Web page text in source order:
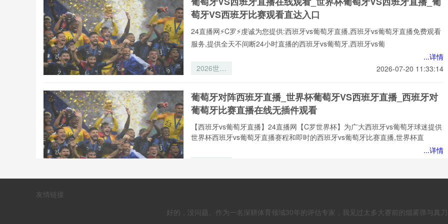
发球失误的
诱发机制分
萄牙VS西班牙比赛观看直达入口
24直播网⚡️C罗⚡️虔诚为您提供:西班牙vs葡萄牙直播,西班牙vs葡萄牙直播免费观看
服务,提供全天不间断24小时直播的西班牙vs葡萄牙,西班牙vs葡
...详情
2026世界
跑动热区数
据重构全解
2026-07-20 11:33:14
葡萄牙对阵西班牙直播_世界杯葡萄牙VS西班牙直播_西班牙对
葡萄牙比赛直播在线无插件观看
【西班牙vs葡萄牙直播】24直播网【C罗世界杯】为广大西班牙vs葡萄牙球迷提供
世界杯西班牙vs葡萄牙直播赛程和即时的西班牙vs葡萄牙比赛直播,世界杯直
...详情
运输时效的
友情链接
好的，没问题。作为一名深耕体育领域30年的评估专家，我见过太多大赛前的烟雾弹与真